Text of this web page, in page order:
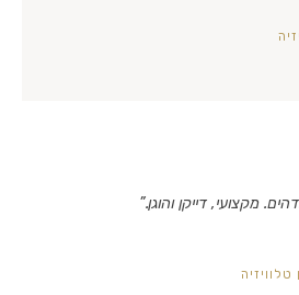
מקצועי, דייקן והוגן.”